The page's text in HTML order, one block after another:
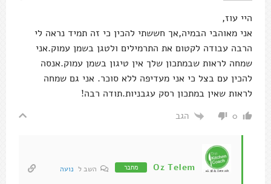
היי עוז,
אני מאוהבי הבמיה,אך חששתי להכין כי זה תמיד נראה לי
הרבה עבודה לקטום את התרמילים ולטגן בשמן עמוק.אני
שמחה לראות שבמתכון שלך אין טיגון בשמן עמוק.אנסה
להכין עם בצל כי אני מעדיפה ללא סוכר. אני גם שמחה
לראות שאין במתכון רסק עגבניות.תודה רבה!
0 הגב
Oz Telem מחבר השב ל נועה